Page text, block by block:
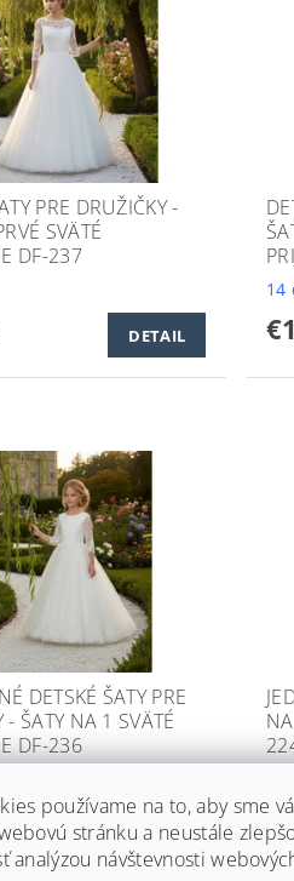
PRE DRUŽIČKY -
SVÄTÉ
DF-237
DETAIL
14
DETSKÉ ŠATY PRE
- ŠATY NA 1 SVÄTÉ
DF-236
DETAIL
používame na to, aby sme
stránku a neustále
analýzou návštevnosti